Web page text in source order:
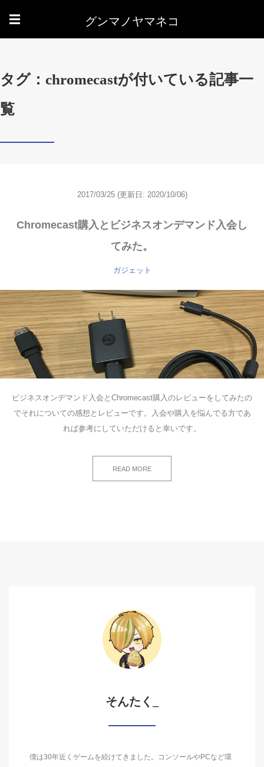
☰ グンマノヤマネコ
タグ：chromecastが付いている記事一
覧
2017/03/25 (更新日: 2020/10/06)
Chromecast購入とビジネスオンデマンド入会し
てみた。
ガジェット
ビジネスオンデマンド入会とChromecast購入のレビューをしてみたの
でそれについての感想とレビューです。入会や購入を悩んでる方であ
れば参考にしていただけると幸いです。
READ MORE
そんたく_
僕は30年近くゲームを続けてきました。コンソールやPCなど環